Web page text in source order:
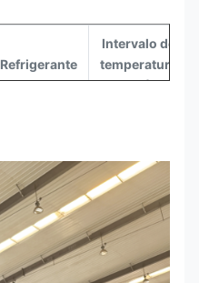
Refrigerante
Intervalo de
temperatura
(°C)